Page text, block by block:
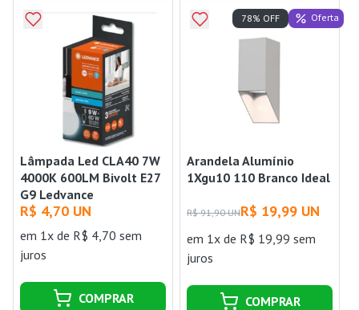
Lâmpada Led CLA40 7W
4000K 600LM Bivolt E27
G9 Ledvance
R$ 4,70 UN
em 1x de R$ 4,70 sem
juros
COMPRAR
Arandela Alumínio
1Xgu10 110 Branco Ideal
R$ 91,90 UNR$ 19,99 UN
em 1x de R$ 19,99 sem
juros
78% OFF Oferta
COMPRAR